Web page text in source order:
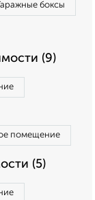
боксы
(9)
помещение
(5)